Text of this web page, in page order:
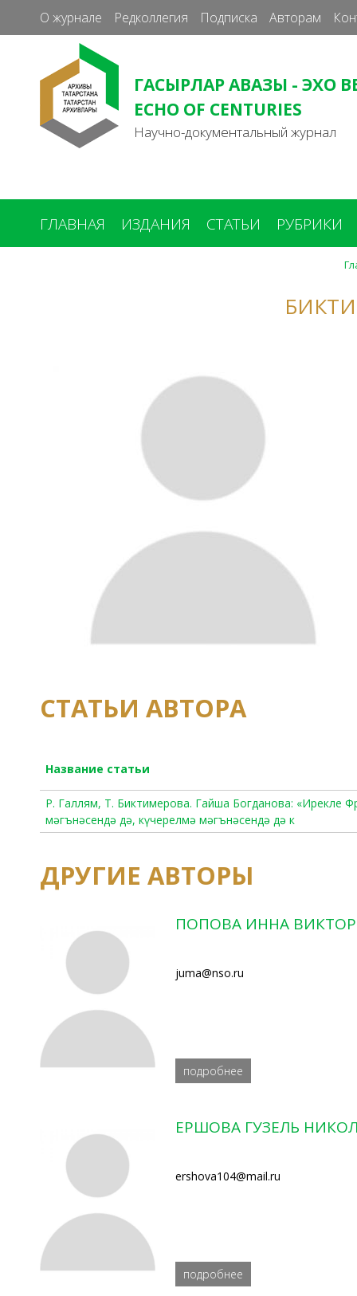
О журнале Редколлегия Подписка Авторам
ГАСЫРЛАР АВАЗЫ - ЭХО
ECHO OF CENTURIES
Научно-документальный журнал
ГЛАВНАЯ ИЗДАНИЯ СТАТЬИ РУБРИКИ
СТАТЬИ АВТОРА
Название статьи
Р. Галлям, Т. Биктимерова. Гайша Богданова: «Ирекле
мәгънәсендә дә, күчерелмә мәгънәсендә дә к
ДРУГИЕ АВТОРЫ
ПОПОВА ИННА
juma@nso.ru
подробнее
ЕРШОВА ГУЗЕЛЬ
ershova104@mail.ru
подробнее